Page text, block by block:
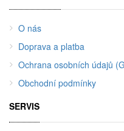
O nás
Doprava a platba
Ochrana osobních údajů
Obchodní podmínky
SERVIS